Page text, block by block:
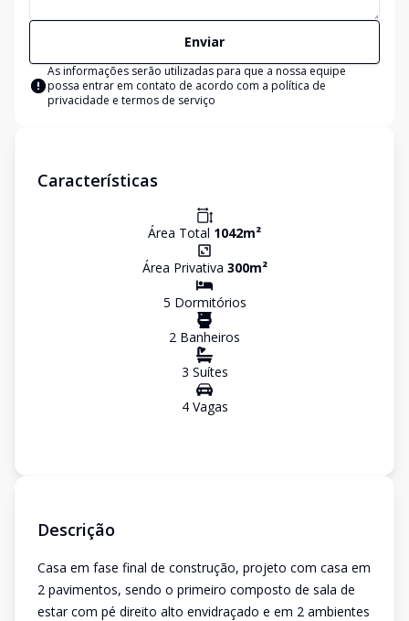
Enviar
As informações serão utilizadas para que a nossa equipe
possa entrar em contato de acordo com a política de
privacidade e termos de serviço
Características
Área Total 1042m²
Área Privativa 300m²
5 Dormitórios
2 Banheiros
3 Suítes
4Vagas
Descrição
Casa em fase final de construção, projeto com casa em
2 pavimentos, sendo o primeiro composto de sala de
estar com pé direito alto envidraçado e em 2 ambientes